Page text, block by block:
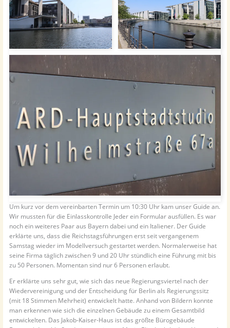
Um kurz vor dem vereinbarten Termin um 10:30 Uhr kam unser Guide an.
Wir mussten für die Einlasskontrolle Jeder ein Formular ausfüllen. Es war
noch ein weiteres Paar aus Bayern dabei und ein Italiener. Der Guide
erklärte uns, dass die Reichstagsführungen erst seit vergangenem
Samstag wieder im Modellversuch gestartet werden. Normalerweise hat
seine Firma täglich zwischen 9 und 20 Uhr stündlich eine Führung mit bis
zu 50 Personen. Momentan sind nur 6 Personen erlaubt.
Er erklärte uns sehr gut, wie sich das neue Regierungsviertel nach der
Wiedervereinigung und der Entscheidung für Berlin als Regierungssitz
(mit 18 Stimmen Mehrheit) entwickelt hatte. Anhand von Bildern konnte
man erkennen wie sich die einzelnen Gebäude zu einem Gesamtbild
entwickelten. Das Jakob-Kaiser-Haus ist das größte Bürogebäude